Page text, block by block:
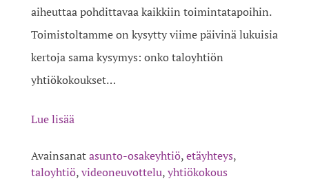
aiheuttaa pohdittavaa kaikkiin toimintatapoihin.
Toimistoltamme on kysytty viime päivinä lukuisia
kertoja sama kysymys: onko taloyhtiön
yhtiökokoukset…
Lue lisää
Avainsanatasunto-osakeyhtiö,etäyhteys,
taloyhtiö,videoneuvottelu,yhtiökokous